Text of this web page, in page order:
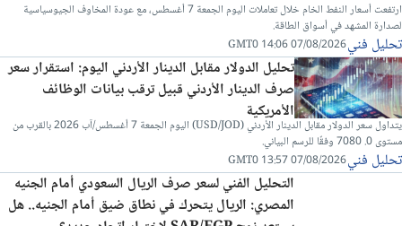
ارتفعت أسعار النفط الخام خلال تعاملات اليوم الجمعة 7 أغسطس، مع عودة المخاوف الجيوسياسية
لصدارة المشهد في أسواق الطاقة.
تحليل فني07/08/2026 14:06 GMT0
تحليل الدولار مقابل الدينار الأردني اليوم: استقرار سعر
صرف الدينار الأردني قبيل ترقب بيانات الوظائف
الأمريكية
يتداول سعر الدولار مقابل الدينار الأردني (USD/JOD) اليوم الجمعة 7 أغسطس/آب 2026 بالقرب من
مستوى 0. 7080 وفقًا للرسم البياني.
تحليل فني07/08/2026 13:57 GMT0
التحليل الفني لسعر صرف الريال السعودي أمام الجنيه
المصري: الريال يتحرك في نطاق ضيق أمام الجنيه.. هل